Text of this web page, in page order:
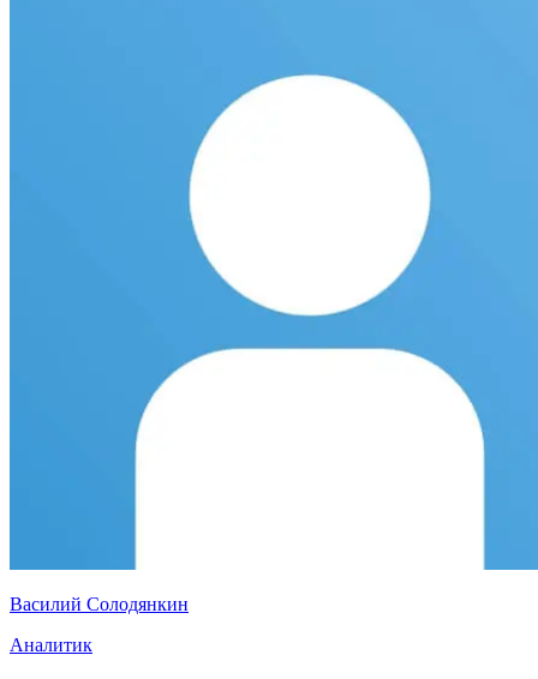
Василий Солодянкин
Аналитик